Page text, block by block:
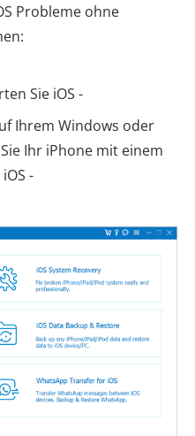
Probleme ohne
Sie iOS -
Ihrem Windows oder
Ihr iPhone mit einem
-